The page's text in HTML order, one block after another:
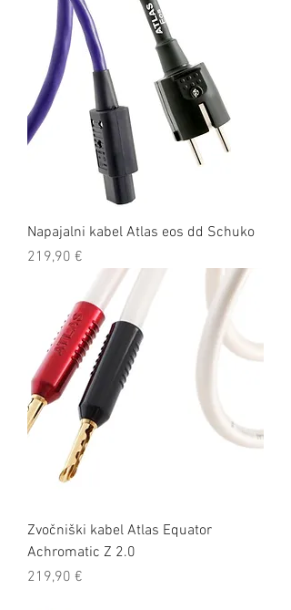
Napajalni kabel Atlas eos dd Schuko
Cena
219,90 €
Zvočniški kabel Atlas Equator
Achromatic Z 2.0
Cena
219,90 €